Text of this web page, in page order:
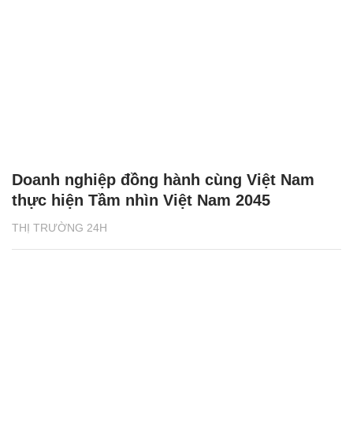
THỊ TRƯỜNG 24H
Doanh nghiệp đồng hành cùng Việt Nam
thực hiện Tầm nhìn Việt Nam 2045